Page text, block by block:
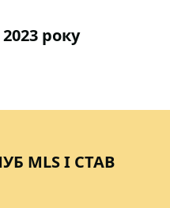
року
MLS І СТАВ